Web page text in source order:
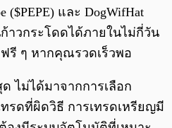
($PEPE) และ DogWifHat
าวกระโดดได้ภายในไม่กี่วัน
รี ๆ หากคุณรวดเร็วพอ
ไม่ได้มาจากการเลือก
รดที่ผิดวิธี การเทรดเหรียญมี